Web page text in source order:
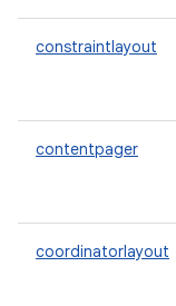
constraintlayout
contentpager
coordinatorlayout